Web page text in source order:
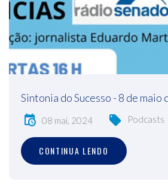
Sintonia do Sucesso - 8 de maio
08 mai, 2024 Podcasts
CONTINUA LENDO